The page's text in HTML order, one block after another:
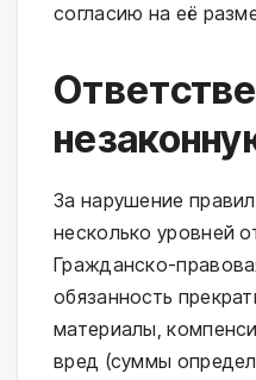
согласию на её
За нарушение
несколько уровней
Гражданско-
обязанность
материалы,
вред (суммы